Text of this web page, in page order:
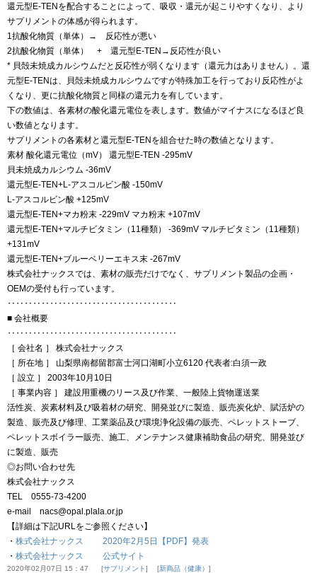
還元型E-TENを配合することによって、吸収・還元が起こりやすくなり、より
サプリメントの体感が得られます。
1抗酸化物質（単体）→ 反応性が悪い
2抗酸化物質（単体） + 還元型E-TEN→反応性が良い
* 貝殻未焼成カルシウムだと反応性が弱くなります（還元力はありません）。還
元型E-TENは、貝殻未焼成カルシウムですが特殊加工を行っており反応性がよ
くなり、更に抗酸化物質と同様の還元力を有しています。
下の数値は、各素材の酸化還元電位を表します。数値がマイナスになるほど良
い数値となります。
サプリメントの各素材と還元型E-TENを組合せた時の数値となります。
素材 酸化還元電位（mV） 還元型E-TEN -295mV
貝未焼成カルシウム -36mV
還元型E-TEN+L-アスコルビン酸 -150mV
L-アスコルビン酸 +125mV
還元型E-TEN+マカ粉末 -229mV マカ粉末 +107mV
還元型E-TEN+マルチビタミン（11種類） -369mV マルチビタミン（11種類）
+131mV
還元型E-TEN+ブルーベリーエキス末 -267mV
株式会社ナックスでは、素材の販売だけでなく、サプリメント製品の企画・
OEMの受付も行っています。
‥‥‥‥‥‥‥‥‥‥‥‥‥‥‥‥‥‥‥‥
■ 会社概要
‥‥‥‥‥‥‥‥‥‥‥‥‥‥‥‥‥‥‥‥
［ 会社名 ］ 株式会社ナックス
［ 所在地 ］ 山梨県南都留郡富士河口湖町小立6120 代表者:白須一政
［ 設立 ］ 2003年10月10日
［ 事業内容 ］ 建設用重機のリース及び作業、一般陸上貨物運送業
活性炭、炭素材料及び吸着材の研究、開発並びに製造、販売炭化炉、賦活炉の
製造、販売及び修理、工業薬品及び環境浄化設備の販売、ペレットストーブ、
ペレットスボイラー販売、施工、メンテナンス健康補助食品の研究、開発並び
に製造、販売
◎お問い合わせ先
株式会社ナックス
TEL 0555-73-4200
e-mail nacs@opal.plala.or.jp
【詳細は下記URLをご参照ください】
・ 株式会社ナックス 2020年2月5日【PDF】発表
・ 株式会社ナックス 公式サイト
2020年02月07日 15：47 サプリメント 新商品（健康）